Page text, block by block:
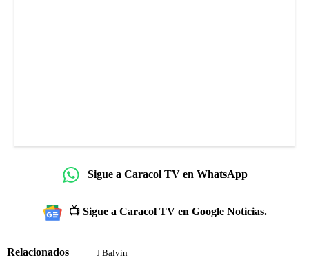
Sigue a Caracol TV en WhatsApp
📺 Sigue a Caracol TV en Google Noticias.
Relacionados J Balvin